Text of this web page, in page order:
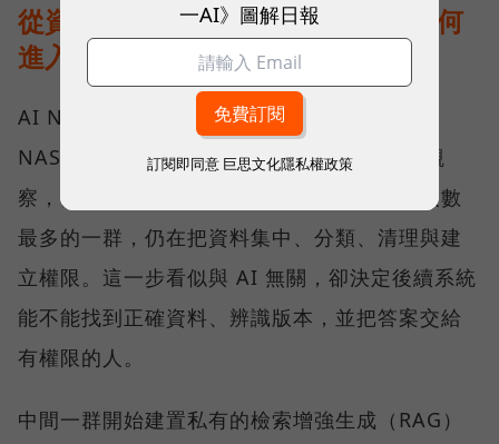
從資料治理到地端推論：AI NAS 如何
進入企業工作流？
AI NAS 不是「多了 AI 功能的 NAS」，而是
NAS 在企業工作流裡換了位置。 依 QNAP 觀
察，目前客戶大致分布在一條導入光譜上。人數
最多的一群，仍在把資料集中、分類、清理與建
立權限。這一步看似與 AI 無關，卻決定後續系統
能不能找到正確資料、辨識版本，並把答案交給
有權限的人。
中間一群開始建置私有的檢索增強生成（RAG）
一AI》圖解日報
訂閱即同意 巨思文化隱私權政策